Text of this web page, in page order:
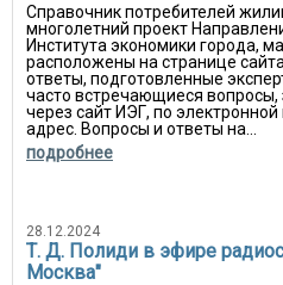
Справочник потребителей
многолетний проект
Института экономики города,
расположены на странице
ответы, подготовленные
часто встречающиеся
через сайт ИЭГ, по
адрес. Вопросы и ответы на...
подробнее
28.12.2024
Т. Д. Полиди в эфире
Москва"